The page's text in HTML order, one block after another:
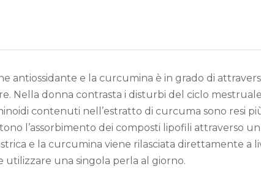
antiossidante e la curcumina è in grado di
Nella donna contrasta i disturbi del ciclo
contenuti nell’estratto di curcuma sono resi
l’assorbimento dei composti lipofili attraverso
e la curcumina viene rilasciata direttamente
utilizzare una singola perla al giorno.